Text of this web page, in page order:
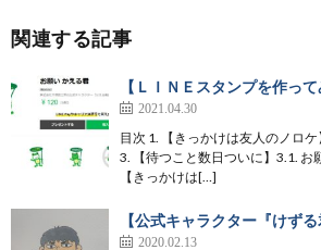
関連する記事
【ＬＩＮＥスタンプを作って
2021.04.30
目次 1. 【きっかけは友人のノロケ
3. 【待つこと数日ついに】3.1. お
【きっかけは[…]
【公式キャラクター『けずる
2020.02.13